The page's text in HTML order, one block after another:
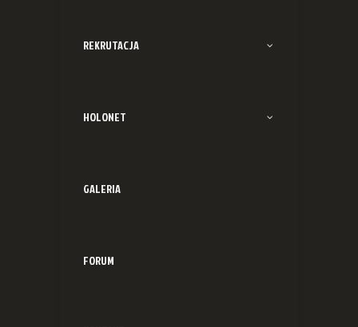
REKRUTACJA
HOLONET
GALERIA
FORUM